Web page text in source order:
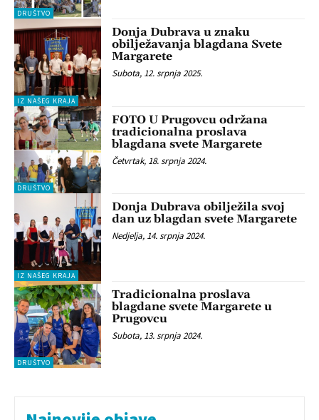
DRUŠTVO
IZ NAŠEG KRAJA
Donja Dubrava u znaku
obilježavanja blagdana Svete
Margarete
Subota, 12. srpnja 2025.
DRUŠTVO
FOTO U Prugovcu održana
tradicionalna proslava
blagdana svete Margarete
Četvrtak, 18. srpnja 2024.
IZ NAŠEG KRAJA
Donja Dubrava obilježila svoj
dan uz blagdan svete Margarete
Nedjelja, 14. srpnja 2024.
DRUŠTVO
Tradicionalna proslava
blagdane svete Margarete u
Prugovcu
Subota, 13. srpnja 2024.